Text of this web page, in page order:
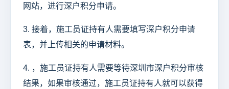
网站，进行深户积分申请。
3. 接着，施工员证持有人需要填写深户积分申请
表，并上传相关的申请材料。
4. ，施工员证持有人需要等待深圳市深户积分审核
结果，如果审核通过，施工员证持有人就可以获得